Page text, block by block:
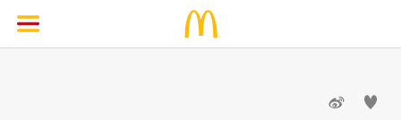
 